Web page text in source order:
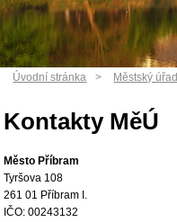
Úvodní stránka Městský úřad
Kontakty MěÚ
Město Příbram
Tyršova 108
261 01 Příbram I.
IČO: 00243132